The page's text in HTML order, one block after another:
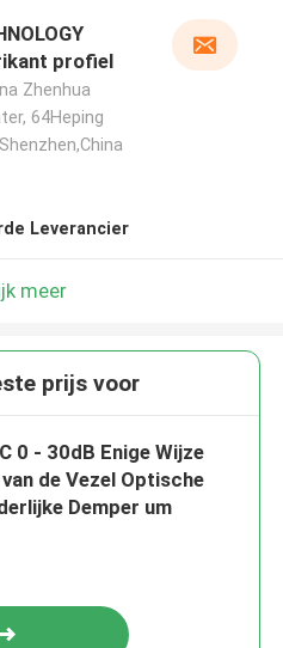
profiel
Zhenhua
64Heping
Leverancier
meer
prijs voor
0 - 30dB Enige Wijze
de Vezel Optische
Demper um